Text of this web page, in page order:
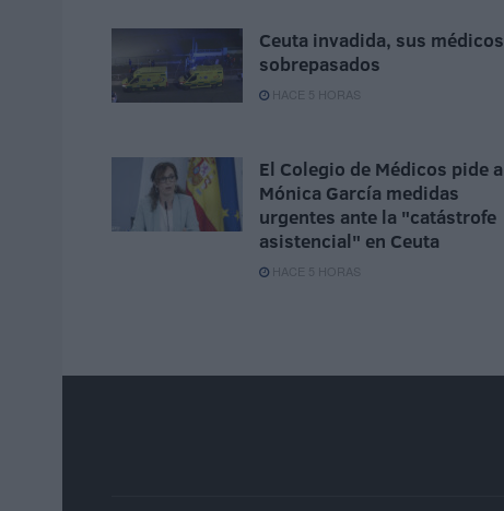
Ceuta invadida, sus médicos
sobrepasados
HACE 5 HORAS
El Colegio de Médicos pide a
Mónica García medidas
urgentes ante la "catástrofe
asistencial" en Ceuta
HACE 5 HORAS